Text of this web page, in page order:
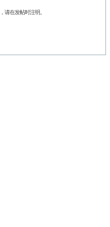
请在发帖时注明。